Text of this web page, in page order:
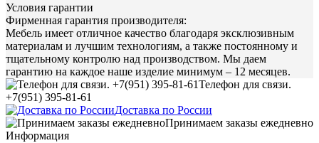
Условия гарантии
Фирменная гарантия производителя:
Мебель имеет отличное качество благодаря эксклюзивным
материалам и лучшим технологиям, а также постоянному и
тщательному контролю над производством. Мы даем
гарантию на каждое наше изделие минимум – 12 месяцев.
Телефон для связи.
+7(951) 395-81-61
Доставка по России
Принимаем заказы ежедневно
Информация